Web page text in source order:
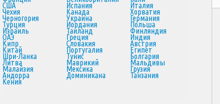
США Испания Италия
Чехия Канада Хорватия
Черногория Украина Германия
Турция Иордания Польша
Израиль Таиланд Финляндия
ОАЭ Греция Индия
Кипр Словакия Австрия
Китай Португалия Египет
Шри-Ланка Тунис Болгария
Литва Маврикий Мальдивы
Малайзия Мексика Грузия
Андорра Доминикана Танзания
Кения